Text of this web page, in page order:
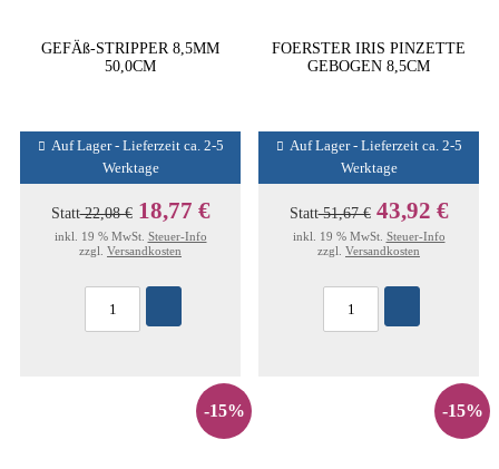
GEFÄß-STRIPPER 8,5MM
50,0CM
Auf Lager - Lieferzeit ca. 2-5
Werktage
Statt22,08 € 18,77 €
inkl. 19 % MwSt. Steuer-Info
zzgl. Versandkosten
FOERSTER IRIS PINZETTE
GEBOGEN 8,5CM
Auf Lager - Lieferzeit ca. 2-5
Werktage
Statt51,67 € 43,92 €
inkl. 19 % MwSt. Steuer-Info
zzgl. Versandkosten
-15% -15%